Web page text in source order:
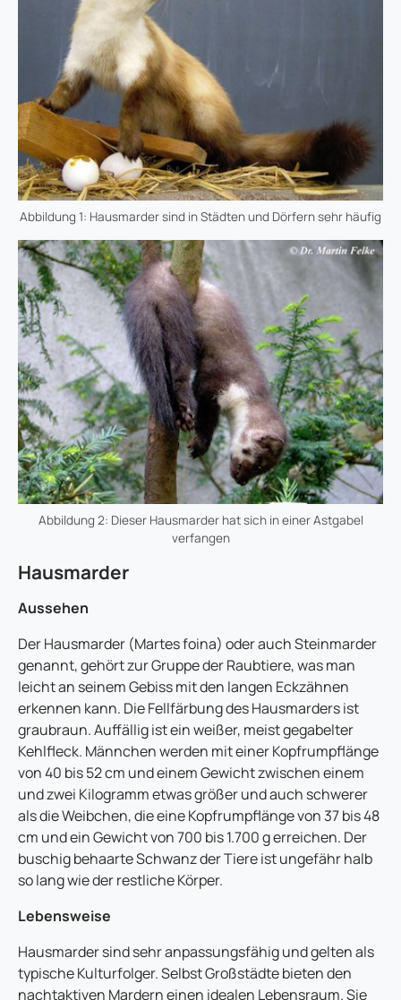
Abbildung 1: Hausmarder sind in Städten und Dörfern sehr häufig
Abbildung 2: Dieser Hausmarder hat sich in einer Astgabel
verfangen
Hausmarder
Aussehen
Der Hausmarder (Martes foina) oder auch Steinmarder
genannt, gehört zur Gruppe der Raubtiere, was man
leicht an seinem Gebiss mit den langen Eckzähnen
erkennen kann. Die Fellfärbung des Hausmarders ist
graubraun. Auffällig ist ein weißer, meist gegabelter
Kehlfleck. Männchen werden mit einer Kopfrumpflänge
von 40 bis 52 cm und einem Gewicht zwischen einem
und zwei Kilogramm etwas größer und auch schwerer
als die Weibchen, die eine Kopfrumpflänge von 37 bis 48
cm und ein Gewicht von 700 bis 1.700 g erreichen. Der
buschig behaarte Schwanz der Tiere ist ungefähr halb
so lang wie der restliche Körper.
Lebensweise
Hausmarder sind sehr anpassungsfähig und gelten als
typische Kulturfolger. Selbst Großstädte bieten den
nachtaktiven Mardern einen idealen Lebensraum. Sie